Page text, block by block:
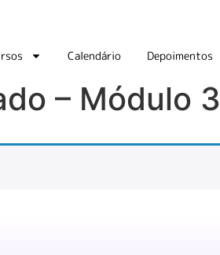
Calendário Depoimentos
– Módulo 3